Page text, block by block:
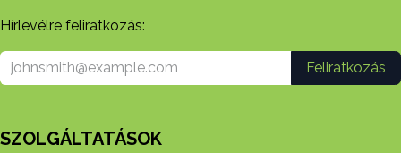
Hírlevélre feliratkozás:
Feliratkozás
SZOLGÁLTATÁSOK